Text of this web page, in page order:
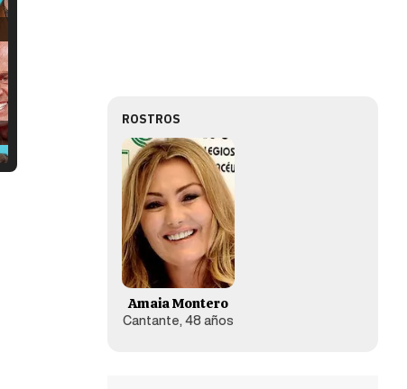
ROSTROS
Amaia Montero
Cantante, 48 años